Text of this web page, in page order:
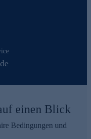
einen Blick
Bedingungen und